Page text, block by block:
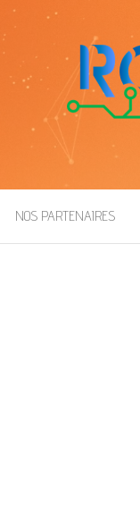
NOS PARTENAIRES